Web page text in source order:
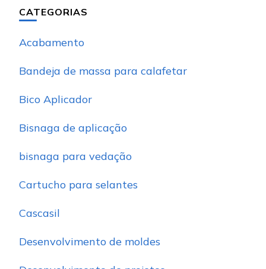
CATEGORIAS
Acabamento
Bandeja de massa para calafetar
Bico Aplicador
Bisnaga de aplicação
bisnaga para vedação
Cartucho para selantes
Cascasil
Desenvolvimento de moldes